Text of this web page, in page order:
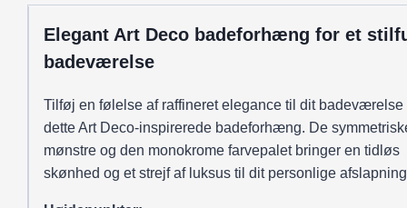
Elegant Art Deco badeforhæng for et
badeværelse
Tilføj en følelse af raffineret elegance til dit badeværelse
dette Art Deco-inspirerede badeforhæng. De
mønstre og den monokrome farvepalet bringer en tidløs
skønhed og et strejf af luksus til dit personlige